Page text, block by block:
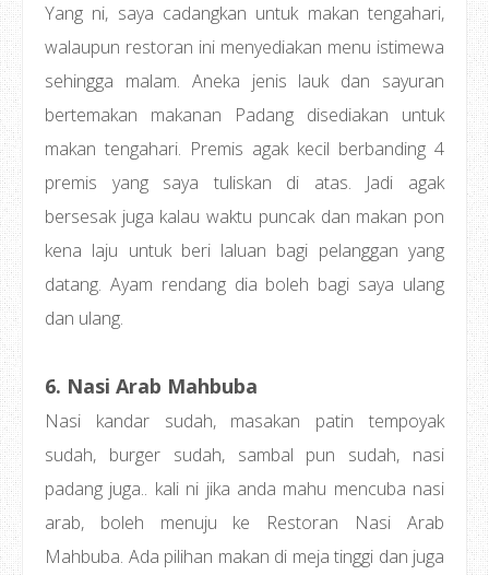
Yang ni, saya cadangkan untuk makan tengahari,
walaupun restoran ini menyediakan menu istimewa
sehingga malam. Aneka jenis lauk dan sayuran
bertemakan makanan Padang disediakan untuk
makan tengahari. Premis agak kecil berbanding 4
premis yang saya tuliskan di atas. Jadi agak
bersesak juga kalau waktu puncak dan makan pon
kena laju untuk beri laluan bagi pelanggan yang
datang. Ayam rendang dia boleh bagi saya ulang
dan ulang.
6. Nasi Arab Mahbuba
Nasi kandar sudah, masakan patin tempoyak
sudah, burger sudah, sambal pun sudah, nasi
padang juga.. kali ni jika anda mahu mencuba nasi
arab, boleh menuju ke Restoran Nasi Arab
Mahbuba. Ada pilihan makan di meja tinggi dan juga